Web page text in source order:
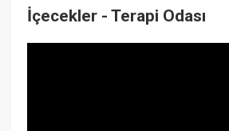
İçecekler - Terapi Odası